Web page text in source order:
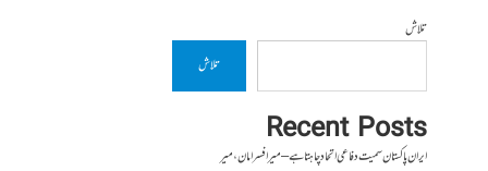
تلاش
تلاش
Recent Posts
ایران پاکستان سمیت دفاعی اتحاد چاہتا ہے – میر افسر امان،میر